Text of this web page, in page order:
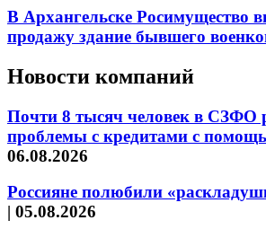
В Архангельске Росимущество
продажу здание бывшего
Новости компаний
Почти 8 тысяч человек в СЗФО
проблемы с кредитами с
06.08.2026
Россияне полюбили
| 05.08.2026